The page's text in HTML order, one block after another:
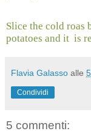
Slice the cold roas
potatoes and it is
Flavia Galasso alle
Condividi
5 commenti: